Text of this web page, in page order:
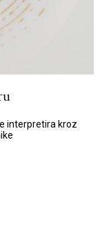
interpretira kroz